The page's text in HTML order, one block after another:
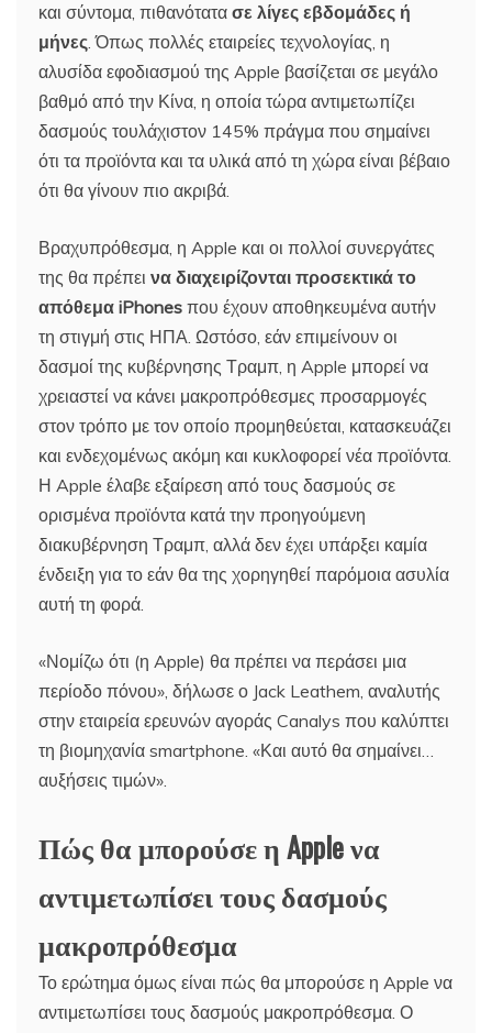
και σύντομα, πιθανότατα σε λίγες εβδομάδες ή
μήνες. Όπως πολλές εταιρείες τεχνολογίας, η
αλυσίδα εφοδιασμού της Apple βασίζεται σε μεγάλο
βαθμό από την Κίνα, η οποία τώρα αντιμετωπίζει
δασμούς τουλάχιστον 145% πράγμα που σημαίνει
ότι τα προϊόντα και τα υλικά από τη χώρα είναι βέβαιο
ότι θα γίνουν πιο ακριβά.
Βραχυπρόθεσμα, η Apple και οι πολλοί συνεργάτες
της θα πρέπει να διαχειρίζονται προσεκτικά το
απόθεμα iPhones που έχουν αποθηκευμένα αυτήν
τη στιγμή στις ΗΠΑ. Ωστόσο, εάν επιμείνουν οι
δασμοί της κυβέρνησης Τραμπ, η Apple μπορεί να
χρειαστεί να κάνει μακροπρόθεσμες προσαρμογές
στον τρόπο με τον οποίο προμηθεύεται, κατασκευάζει
και ενδεχομένως ακόμη και κυκλοφορεί νέα προϊόντα.
Η Apple έλαβε εξαίρεση από τους δασμούς σε
ορισμένα προϊόντα κατά την προηγούμενη
διακυβέρνηση Τραμπ, αλλά δεν έχει υπάρξει καμία
ένδειξη για το εάν θα της χορηγηθεί παρόμοια ασυλία
αυτή τη φορά.
«Νομίζω ότι (η Apple) θα πρέπει να περάσει μια
περίοδο πόνου», δήλωσε ο Jack Leathem, αναλυτής
στην εταιρεία ερευνών αγοράς Canalys που καλύπτει
τη βιομηχανία smartphone. «Και αυτό θα σημαίνει…
αυξήσεις τιμών».
Πώς θα μπορούσε η Apple να
αντιμετωπίσει τους δασμούς
μακροπρόθεσμα
Το ερώτημα όμως είναι πώς θα μπορούσε η Apple να
αντιμετωπίσει τους δασμούς μακροπρόθεσμα. Ο